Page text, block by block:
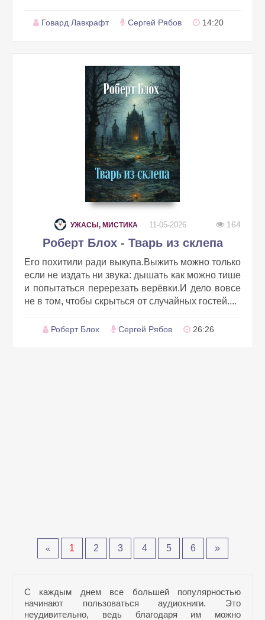
Говард Лавкрафт Сергей Рябов 14:20
УЖАСЫ, МИСТИКА 11-05-2026 164
Роберт Блох - Тварь из склепа
Его похитили ради выкупа.Выжить можно только
если не издать ни звука: дышать как можно тише
и попытаться перерезать верёвки.И дело вовсе
не в том, чтобы скрыться от случайных гостей....
Роберт Блох Сергей Рябов 26:26
« 1 2 3 4 5 6 »
С каждым днем все большей популярностью
начинают пользоваться аудиокниги. Это
неудивительно, ведь благодаря им можно